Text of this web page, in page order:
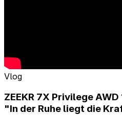
Vlog
ZEEKR 7X Privilege
"In der Ruhe liegt die